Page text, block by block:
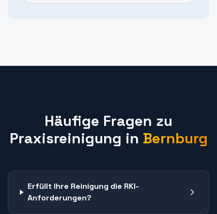
Häufige Fragen zu
Praxisreinigung in Bernburg
Erfüllt Ihre Reinigung die RKI-
Anforderungen?